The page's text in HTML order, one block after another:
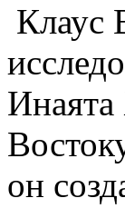
Клаус
он